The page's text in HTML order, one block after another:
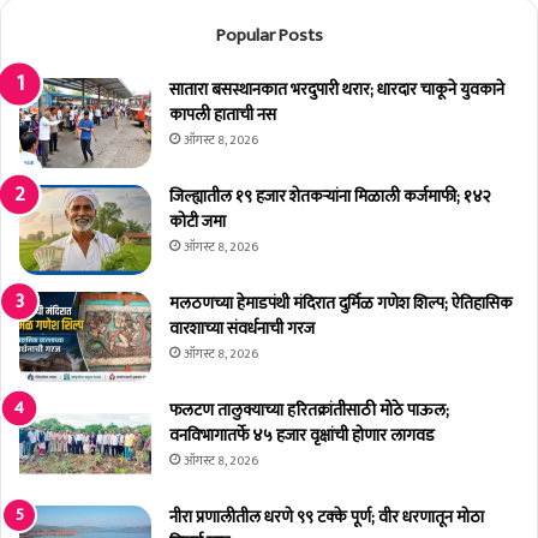
वा
त
वृ
क्ष
ला
ग
व
ड
व
सं
व
र्ध
ना
च्या
का
मा
ला
गु
Popular Posts
सातारा बसस्थानकात भरदुपारी थरार; धारदार चाकूने युवकाने
कापली हाताची नस
ऑगस्ट 8, 2026
जिल्ह्यातील १९ हजार शेतकर्‍यांना मिळाली कर्जमाफी; १४२
कोटी जमा
ऑगस्ट 8, 2026
मलठणच्या हेमाडपंथी मंदिरात दुर्मिळ गणेश शिल्प; ऐतिहासिक
वारशाच्या संवर्धनाची गरज
ऑगस्ट 8, 2026
फलटण तालुक्याच्या हरितक्रांतीसाठी मोठे पाऊल;
वनविभागातर्फे ४५ हजार वृक्षांची होणार लागवड
ऑगस्ट 8, 2026
नीरा प्रणालीतील धरणे ९९ टक्के पूर्ण; वीर धरणातून मोठा